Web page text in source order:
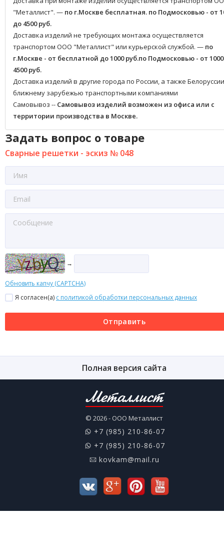
"Металлист". — по г.Москве бесплатная. по Подмосковью - от
до 4500 руб.
Доставка изделий не требующих монтажа осуществляется
транспортом ООО "Металлист" или курьерской службой. — по
г.Москве - от бесплатной до 1000 руб.по Подмосковью - от
4500 руб.
Доставка изделий в другие города по России, а также
ближнему зарубежью транспортными компаниями
Самовывоз -- Самовывоз изделий возможен из офиса или с
территории производства в Москве.
Задать вопрос о товаре
Сварные решетки - эскиз № 048
→
Обновить капчу (CAPTCHA)
Я согласен(a) с политикой обработки персональных данных
Отправить
Полная версия сайта
Металлист
© 2026 - ООО Металлист
+7 (985) 210-86-07
+7 (985) 210-86-07
kovkam@mail.ru